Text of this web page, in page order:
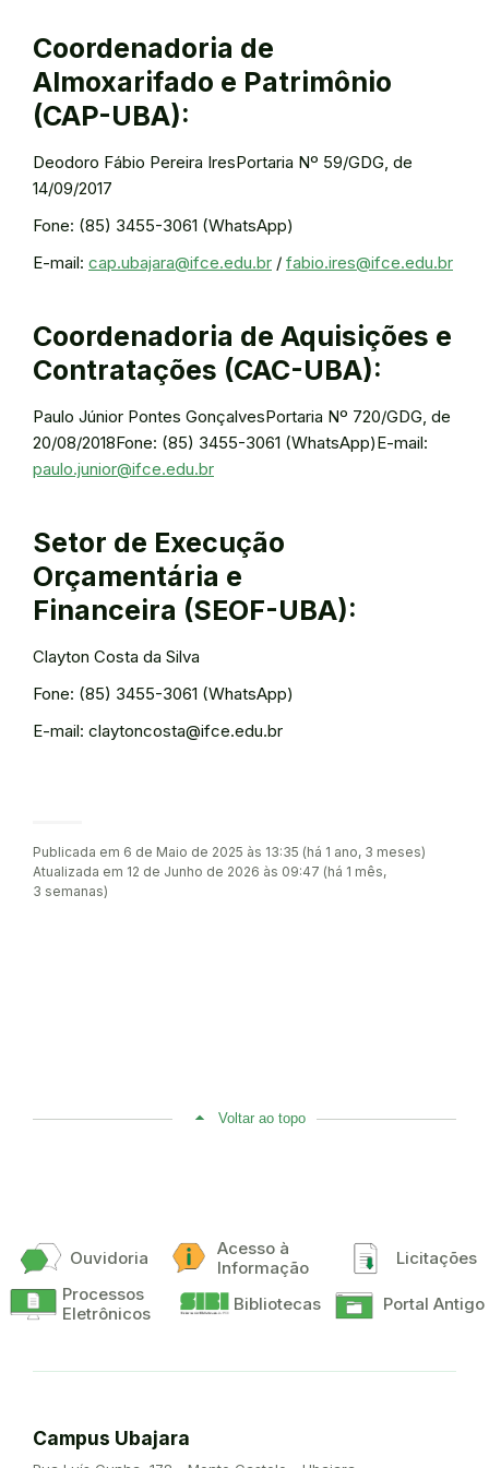
Coordenadoria de
Almoxarifado e Patrimônio
(CAP-UBA):
Deodoro Fábio Pereira IresPortaria Nº 59/GDG, de
14/09/2017
Fone: (85) 3455-3061 (WhatsApp)
E-mail: cap.ubajara@ifce.edu.br / fabio.ires@ifce.edu.br
Coordenadoria de Aquisições e
Contratações (CAC-UBA):
Paulo Júnior Pontes GonçalvesPortaria Nº 720/GDG, de
20/08/2018Fone: (85) 3455-3061 (WhatsApp)E-mail:
paulo.junior@ifce.edu.br
Setor de Execução
Orçamentária e
Financeira (SEOF-UBA):
Clayton Costa da Silva
Fone: (85) 3455-3061 (WhatsApp)
E-mail: claytoncosta@ifce.edu.br
Publicada em 6 de Maio de 2025 às 13:35 (há 1 ano, 3 meses)
Atualizada em 12 de Junho de 2026 às 09:47 (há 1 mês,
3 semanas)
Voltar ao topo
Ouvidoria
Acesso à
Informação
Licitações
Processos
Eletrônicos
Bibliotecas Portal Antigo
Campus Ubajara